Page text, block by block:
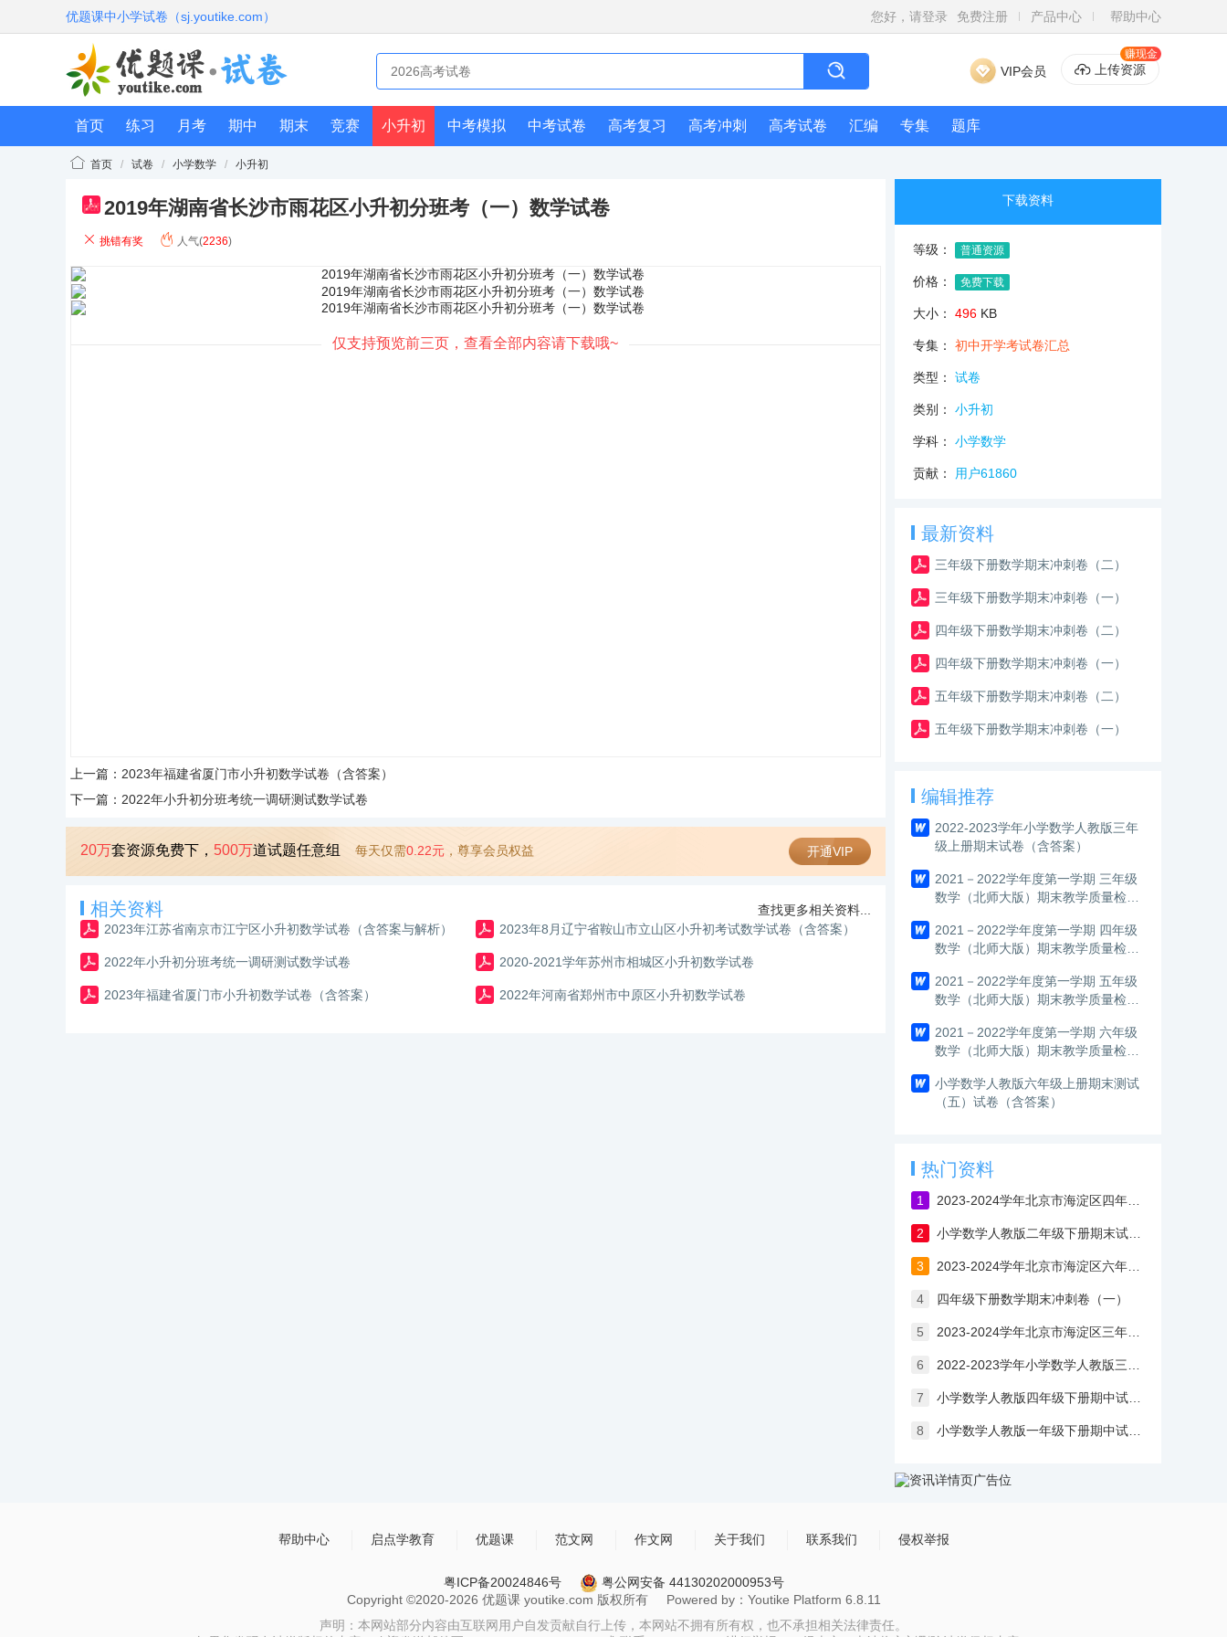
优题课中小学试卷（sj.youtike.com） 您好，请登录 免费注册 产品中心 帮助中心
VIP会员 上传资源
赚现金
首页 练习 月考 期中 期末 竞赛 小升初 中考模拟 中考试卷 高考复习 高考冲刺 高考试卷 汇编 专集 题库
首页 / 试卷 / 小学数学 / 小升初
pdf 2019年湖南省长沙市雨花区小升初分班考（一）数学试卷
挑错有奖 人气(2236)
仅支持预览前三页，查看全部内容请下载哦~
上一篇： 2023年福建省厦门市小升初数学试卷（含答案）
下一篇： 2022年小升初分班考统一调研测试数学试卷
20万套资源免费下， 500万道试题任意组 每天仅需0.22元 ，尊享会员权益 开通VIP
相关资料
查找更多相关资料...
2023年江苏省南京市江宁区小升初数学试卷（含答案与解析）
2023年8月辽宁省鞍山市立山区小升初考试数学试卷（含答案）
2022年小升初分班考统一调研测试数学试卷 2020-2021学年苏州市相城区小升初数学试卷
2023年福建省厦门市小升初数学试卷（含答案） 2022年河南省郑州市中原区小升初数学试卷
下载资料
等级： 普通资源
价格： 免费下载
大小： 496KB
专集： 初中开学考试卷汇总
类型： 试卷
类别： 小升初
学科： 小学数学
贡献： 用户61860
最新资料
三年级下册数学期末冲刺卷（二）
三年级下册数学期末冲刺卷（一）
四年级下册数学期末冲刺卷（二）
四年级下册数学期末冲刺卷（一）
五年级下册数学期末冲刺卷（二）
五年级下册数学期末冲刺卷（一）
编辑推荐
2022-2023学年小学数学人教版三年
级上册期末试卷（含答案）
2021－2022学年度第一学期 三年级
数学（北师大版）期末教学质量检测
2021－2022学年度第一学期 四年级
数学（北师大版）期末教学质量检测
2021－2022学年度第一学期 五年级
数学（北师大版）期末教学质量检测
2021－2022学年度第一学期 六年级
数学（北师大版）期末教学质量检测
小学数学人教版六年级上册期末测试
（五）试卷（含答案）
热门资料
1 2023-2024学年北京市海淀区四年级上学期期末考试数学试卷（含答案）
2 小学数学人教版二年级下册期末试卷（含答案）
3 2023-2024学年北京市海淀区六年级上学期期末考试数学试卷（含答案）
4 四年级下册数学期末冲刺卷（一）
5 2023-2024学年北京市海淀区三年级上学期期末考试数学试卷
6
7 小学数学人教版四年级下册期中试卷（含答案）
8 小学数学人教版一年级下册期中试卷（含答案）
帮助中心 启点学教育 优题课 范文网 作文网 关于我们 联系我们 侵权举报
粤ICP备20024846号
粤公网安备 44130202000953号
Copyright ©2020-2026 优题课 youtike.com 版权所有 Powered by：Youtike Platform 6.8.11
声明：本网站部分内容由互联网用户自发贡献自行上传，本网站不拥有所有权，也不承担相关法律责任。